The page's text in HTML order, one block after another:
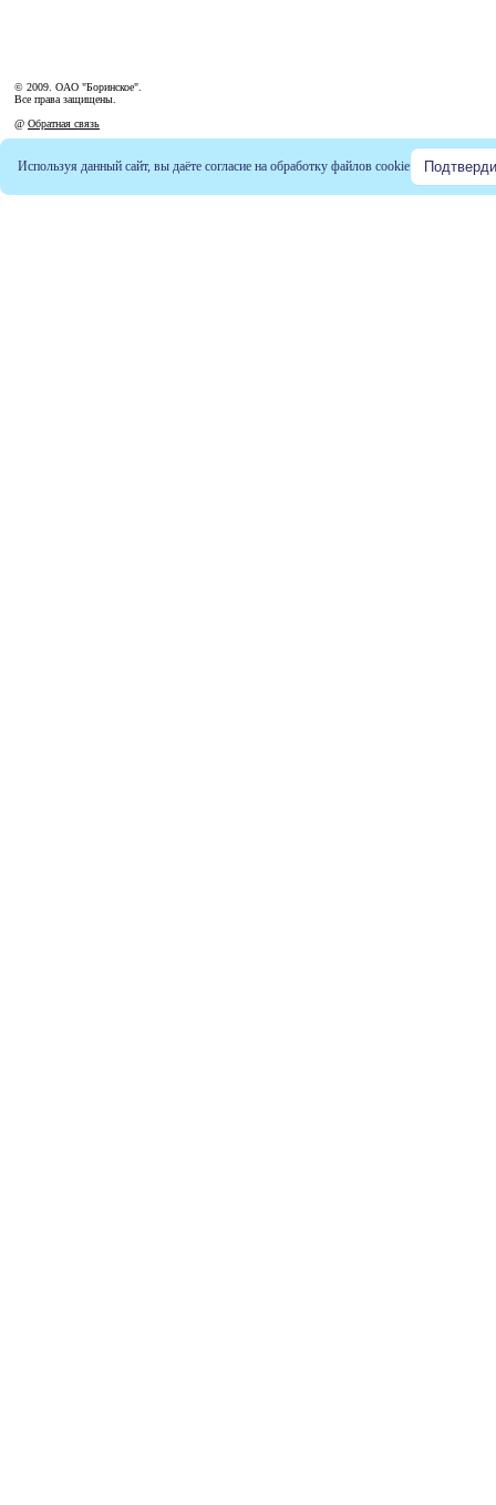
© 2009. ОАО "Боринское".
Все права защищены.
@ Обратная связь
Используя данный сайт, вы даёте согласие на обработку файлов cookie